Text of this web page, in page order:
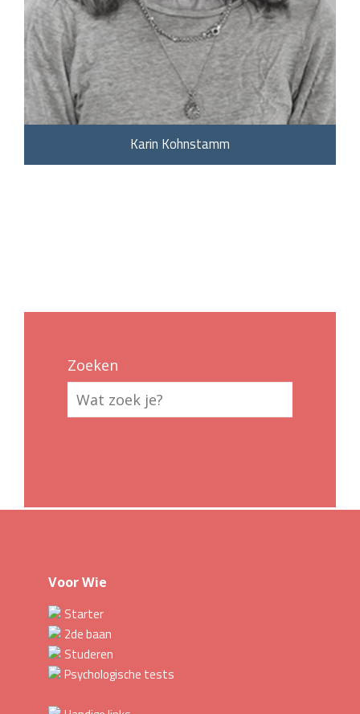
Karin Kohnstamm
Zoeken
Voor Wie
Starter
2de baan
Studeren
Psychologische tests